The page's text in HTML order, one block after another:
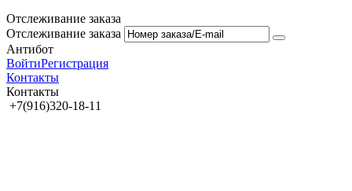
Отслеживание заказа
Отслеживание заказа
Антибот
ВойтиРегистрация
Контакты
Контакты
+7(916)320-18-11